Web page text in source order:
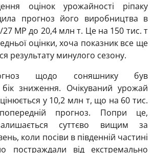
оцінок урожайності ріпаку
прогноз його виробництва в
27 МР до 20,4 млн т. Це на 150 тис. т
оцінки, хоча показник все ще
результату минулого сезону.
щодо соняшнику був
зниження. Очікуваний урожай
у 10,2 млн т, що на 60 тис.
прогноз. Попри це,
суттєво вищим за
коли посіви в південній частині
постраждали від екстремально